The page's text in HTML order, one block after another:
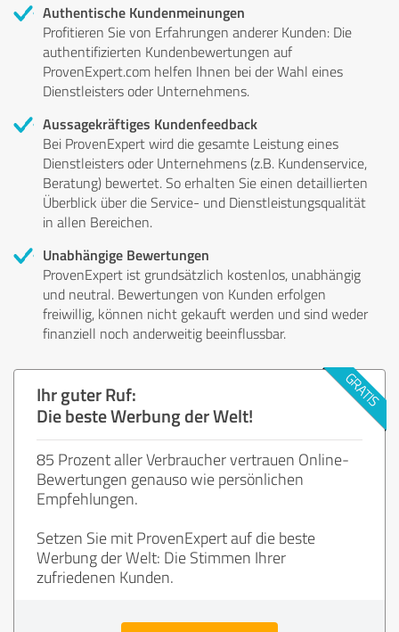
Authentische Kundenmeinungen
Profitieren Sie von Erfahrungen anderer Kunden: Die
authentifizierten Kundenbewertungen auf
ProvenExpert.com helfen Ihnen bei der Wahl eines
Dienstleisters oder Unternehmens.
Aussagekräftiges Kundenfeedback
Bei ProvenExpert wird die gesamte Leistung eines
Dienstleisters oder Unternehmens (z.B. Kundenservice,
Beratung) bewertet. So erhalten Sie einen detaillierten
Überblick über die Service- und Dienstleistungsqualität
in allen Bereichen.
Unabhängige Bewertungen
ProvenExpert ist grundsätzlich kostenlos, unabhängig
und neutral. Bewertungen von Kunden erfolgen
freiwillig, können nicht gekauft werden und sind weder
finanziell noch anderweitig beeinflussbar.
Ihr guter Ruf:
Die beste Werbung der Welt!
85 Prozent aller Verbraucher vertrauen Online-
Bewertungen genauso wie persönlichen
Empfehlungen.
Setzen Sie mit ProvenExpert auf die beste
Werbung der Welt: Die Stimmen Ihrer
zufriedenen Kunden.